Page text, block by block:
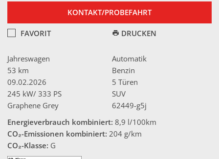
KONTAKT/PROBEFAHRT
FAVORIT DRUCKEN
Jahreswagen
53 km
09.02.2026
245 kW/ 333 PS
Graphene Grey
Automatik
Benzin
5 Türen
SUV
62449-g5j
Energieverbrauch kombiniert: 8,9 l/100km
CO₂-Emissionen kombiniert: 204 g/km
CO₂-Klasse: G